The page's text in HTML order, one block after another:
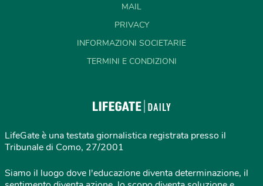
MAIL
PRIVACY
INFORMAZIONI SOCIETARIE
TERMINI E CONDIZIONI
LifeGate è una testata giornalistica registrata presso il
Tribunale di Como, 27/2001
Siamo il luogo dove l'educazione diventa determinazione, il